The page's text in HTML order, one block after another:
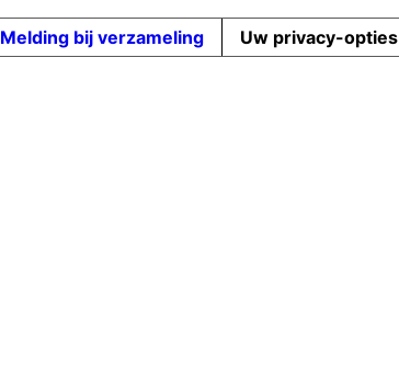
Melding bij verzameling Uw privacy-opties